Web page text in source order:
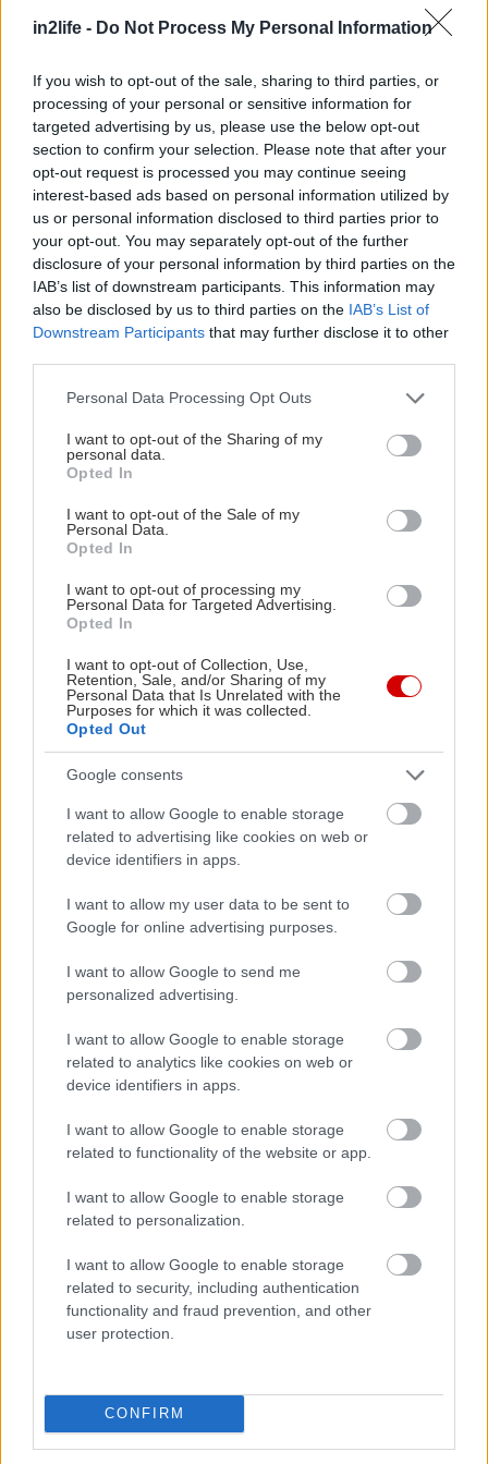
in2life - Do Not Process My Personal Information
If you wish to opt-out of the sale, sharing to third parties, or
processing of your personal or sensitive information for
targeted advertising by us, please use the below opt-out
section to confirm your selection. Please note that after your
opt-out request is processed you may continue seeing
interest-based ads based on personal information utilized by
us or personal information disclosed to third parties prior to
your opt-out. You may separately opt-out of the further
disclosure of your personal information by third parties on the
IAB’s list of downstream participants. This information may
also be disclosed by us to third parties on the IAB’s List of
Downstream Participants that may further disclose it to other
Please note that this website/app uses one or more Google
not limited to your visit or usage behaviour. You may click to
grant or deny consent to Google and its third-party tags to
use your data for below specified purposes in below Google
consent section.
Personal Data Processing Opt Outs
I want to opt-out of the Sharing of my
personal data.
Opted In
I want to opt-out of the Sale of my
Personal Data.
Opted In
I want to opt-out of processing my
Personal Data for Targeted Advertising.
Opted In
I want to opt-out of Collection, Use,
Retention, Sale, and/or Sharing of my
Personal Data that Is Unrelated with the
Purposes for which it was collected.
Opted Out
Google consents
I want to allow Google to enable storage
related to advertising like cookies on web or
device identifiers in apps.
I want to allow my user data to be sent to
Google for online advertising purposes.
I want to allow Google to send me
personalized advertising.
I want to allow Google to enable storage
related to analytics like cookies on web or
device identifiers in apps.
I want to allow Google to enable storage
related to functionality of the website or app.
I want to allow Google to enable storage
related to personalization.
I want to allow Google to enable storage
related to security, including authentication
functionality and fraud prevention, and other
user protection.
CONFIRM
To ελληνικό site της Opel
To διεθνές site της Opel
Site αφιερωμένο στο Opel Ampera